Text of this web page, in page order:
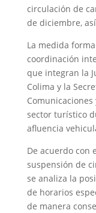
circulación de
de diciembre,
La medida
coordinación
que integran la
Colima y la
Comunicaciones
sector turístico
afluencia
De acuerdo con
suspensión de
se analiza la
de horarios
de manera